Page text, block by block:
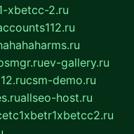
xbetcc-2.ru
ev-gallery.ru
csm-demo.ru
allseo-host.ru